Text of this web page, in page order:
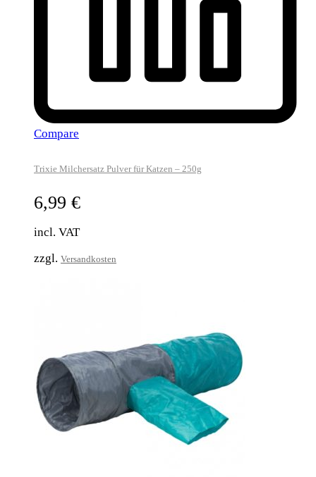
Compare
Trixie Milchersatz Pulver für Katzen – 250g
6,99 €
incl. VAT
zzgl. Versandkosten